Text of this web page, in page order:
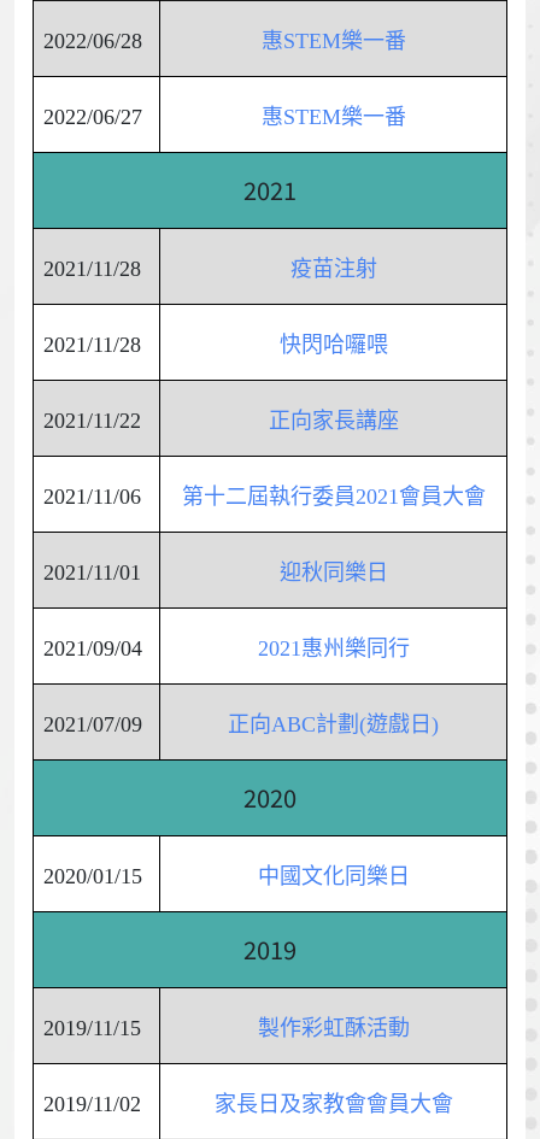
2022/06/28 惠STEM樂一番
2022/06/27 惠STEM樂一番
2021
2021/11/28 疫苗注射
2021/11/28 快閃哈囉喂
2021/11/22 正向家長講座
2021/11/06 第十二屆執行委員2021會員大會
2021/11/01 迎秋同樂日
2021/09/04 2021惠州樂同行
2021/07/09 正向ABC計劃(遊戲日)
2020
2020/01/15 中國文化同樂日
2019
2019/11/15 製作彩虹酥活動
2019/11/02 家長日及家教會會員大會